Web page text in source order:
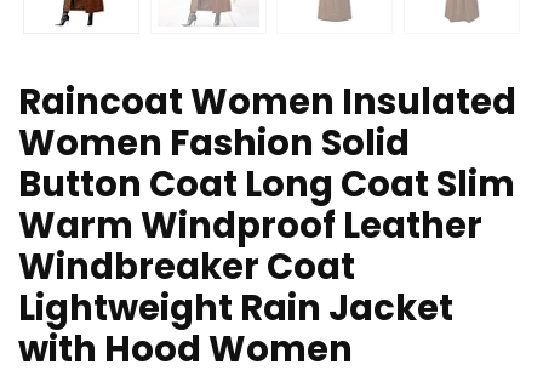
Raincoat Women Insulated
Women Fashion Solid
Button Coat Long Coat Slim
Warm Windproof Leather
Windbreaker Coat
Lightweight Rain Jacket
with Hood Women